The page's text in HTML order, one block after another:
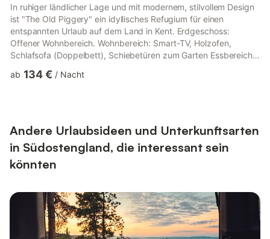
In ruhiger ländlicher Lage und mit modernem, stilvollem Design
ist "The Old Piggery" ein idyllisches Refugium für einen
entspannten Urlaub auf dem Land in Kent. Erdgeschoss:
Offener Wohnbereich. Wohnbereich: Smart-TV, Holzofen,
Schlafsofa (Doppelbett), Schiebetüren zum Garten Essbereich.
Kühl-/Gefrierschrank, Geschirrspüler, Waschtrockner
Spielzimmer mit Billardtisch ...
ab 134 € / Nacht
Andere Urlaubsideen und Unterkunftsarten
in Südostengland, die interessant sein
könnten